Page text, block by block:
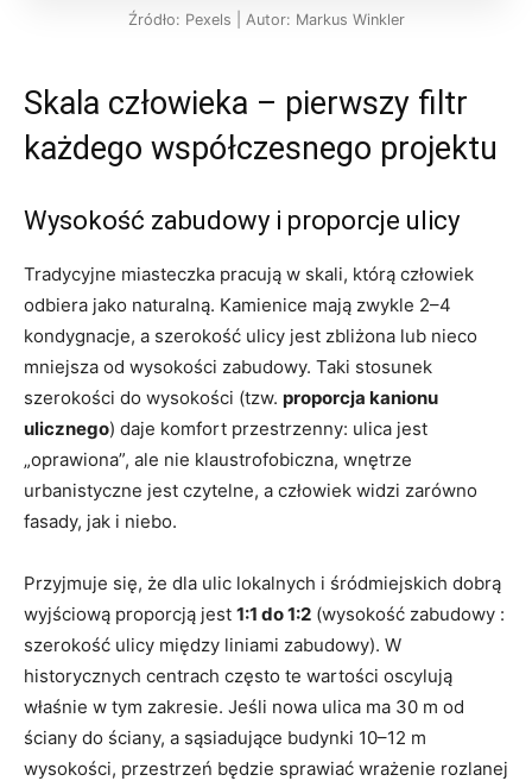
Źródło: Pexels | Autor: Markus Winkler
Skala człowieka – pierwszy filtr
każdego współczesnego projektu
Wysokość zabudowy i proporcje ulicy
Tradycyjne miasteczka pracują w skali, którą człowiek
odbiera jako naturalną. Kamienice mają zwykle 2–4
kondygnacje, a szerokość ulicy jest zbliżona lub nieco
mniejsza od wysokości zabudowy. Taki stosunek
szerokości do wysokości (tzw. proporcja kanionu
ulicznego) daje komfort przestrzenny: ulica jest
„oprawiona”, ale nie klaustrofobiczna, wnętrze
urbanistyczne jest czytelne, a człowiek widzi zarówno
fasady, jak i niebo.
Przyjmuje się, że dla ulic lokalnych i śródmiejskich dobrą
wyjściową proporcją jest 1:1 do 1:2 (wysokość zabudowy :
szerokość ulicy między liniami zabudowy). W
historycznych centrach często te wartości oscylują
właśnie w tym zakresie. Jeśli nowa ulica ma 30 m od
ściany do ściany, a sąsiadujące budynki 10–12 m
wysokości, przestrzeń będzie sprawiać wrażenie rozlanej